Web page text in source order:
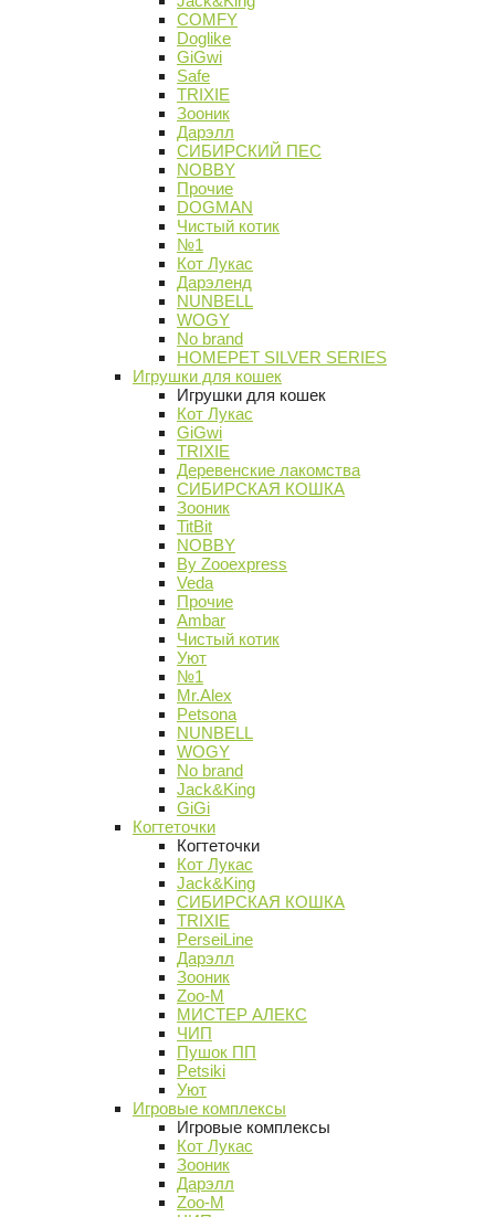
COMFY
Doglike
GiGwi
Safe
TRIXIE
Зооник
Дарэлл
СИБИРСКИЙ ПЕС
NOBBY
Прочие
DOGMAN
Чистый котик
№1
Кот Лукас
Дарэленд
NUNBELL
WOGY
No brand
HOMEPET SILVER SERIES
Игрушки для кошек
Игрушки для кошек
Кот Лукас
GiGwi
TRIXIE
Деревенские лакомства
СИБИРСКАЯ КОШКА
Зооник
TitBit
NOBBY
By Zooexpress
Veda
Прочие
Ambar
Чистый котик
Уют
№1
Mr.Alex
Petsona
NUNBELL
WOGY
No brand
Jack&King
GiGi
Когтеточки
Когтеточки
Кот Лукас
Jack&King
СИБИРСКАЯ КОШКА
TRIXIE
PerseiLine
Дарэлл
Зооник
Zoo-M
МИСТЕР АЛЕКС
ЧИП
Пушок ПП
Petsiki
Уют
Игровые комплексы
Игровые комплексы
Кот Лукас
Зооник
Дарэлл
Zoo-M